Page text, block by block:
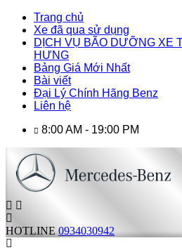
Trang chủ
Xe đã qua sử dụng
DỊCH VỤ BÃO DƯỠNG XE
HƯNG
Bảng Giá Mới Nhất
Bài viết
Đại Lý Chính Hãng Benz
Liên hệ
8:00 AM - 19:00 PM
HOTLINE0934030942